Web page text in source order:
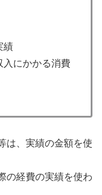
績
にかかる消費
は、実績の金額を使
の経費の実績を使わ